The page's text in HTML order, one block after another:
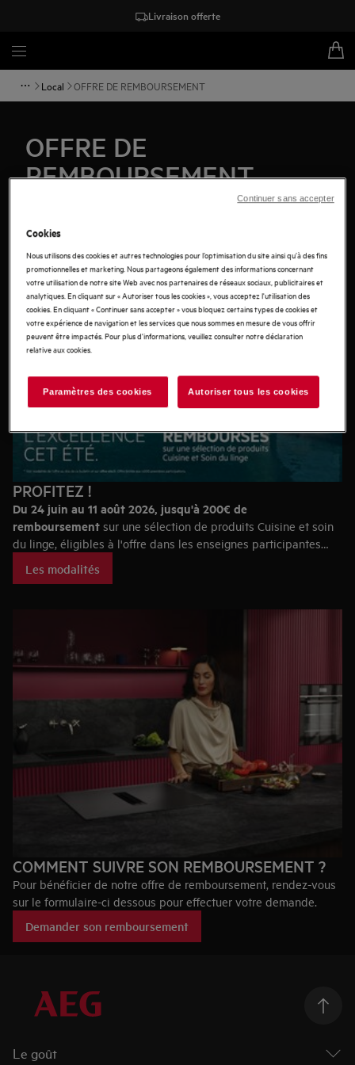
Livraison offerte
Local OFFRE DE REMBOURSEMENT
OFFRE DE
REMBOURSEMENT
PROFITEZ !
Du 24 juin au 11 août 2026, jusqu'à 200€ de
remboursement sur une sélection de produits Cuisine et soin
du linge, éligibles à l'offre dans les enseignes participantes
Les modalités
COMMENT SUIVRE SON REMBOURSEMENT ?
Pour bénéficier de notre offre de remboursement, rendez-vous
sur le formulaire-ci dessous pour effectuer votre demande.
Demander son remboursement
Le goût
Cookies
Nous utilisons des cookies et autres technologies pour l’optimisation du site ainsi qu’à des fins
promotionnelles et marketing. Nous partageons également des informations concernant
votre utilisation de notre site Web avec nos partenaires de réseaux sociaux, publicitaires et
analytiques. En cliquant sur « Autoriser tous les cookies », vous acceptez l'utilisation des
cookies. En cliquant « Continuer sans accepter » vous bloquez certains types de cookies et
votre expérience de navigation et les services que nous sommes en mesure de vous offrir
peuvent être impactés. Pour plus d'informations, veuillez consulter notre déclaration
relative aux cookies.
Paramètres des cookies Autoriser tous les cookies
Continuer sans accepter